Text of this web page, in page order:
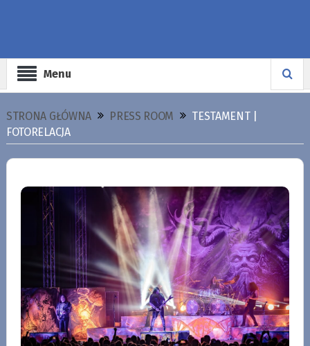
Menu
STRONA GŁÓWNA PRESS ROOM
TESTAMENT |
FOTORELACJA